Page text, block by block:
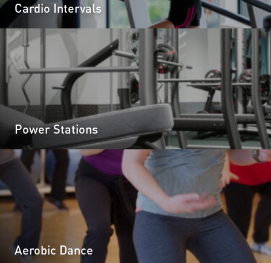
Cardio Intervals
Power Stations
Aerobic Dance